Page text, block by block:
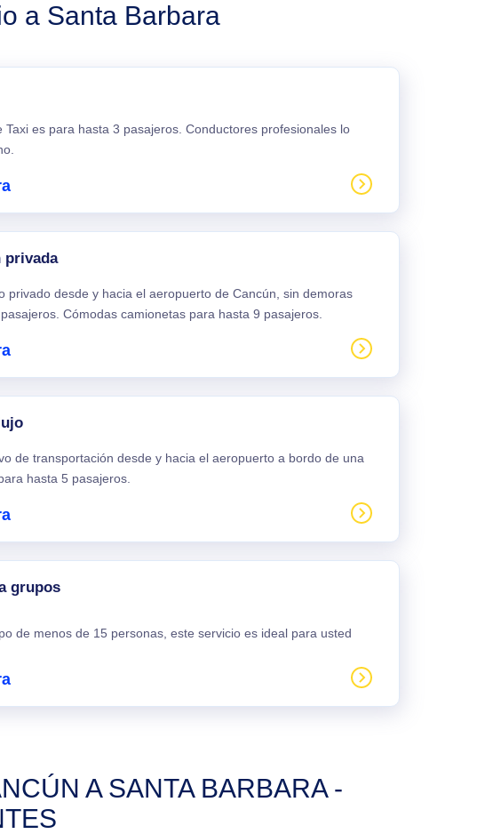
a Santa Barbara
Taxi es para hasta 3 pasajeros. Conductores profesionales lo
privada
privado desde y hacia el aeropuerto de Cancún, sin demoras
Cómodas camionetas para hasta 9 pasajeros.
de transportación desde y hacia el aeropuerto a bordo de una
hasta 5 pasajeros.
grupos
de menos de 15 personas, este servicio es ideal para usted
A SANTA BARBARA -